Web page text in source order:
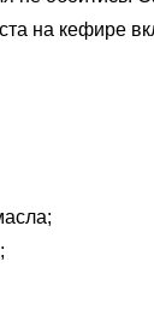
на кефире